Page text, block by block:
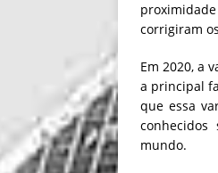
corrigiram
Em 2020, a
a principal
que essa
mundo.